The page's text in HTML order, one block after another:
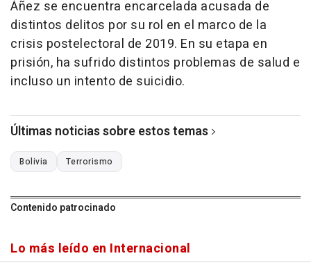
Áñez se encuentra encarcelada acusada de
distintos delitos por su rol en el marco de la
crisis postelectoral de 2019. En su etapa en
prisión, ha sufrido distintos problemas de salud e
incluso un intento de suicidio.
Últimas noticias sobre estos temas
Bolivia Terrorismo
Contenido patrocinado
Lo más leído en Internacional